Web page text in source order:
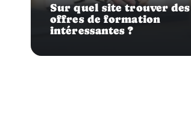
Sur quel site trouver des
offres de formation
intéressantes ?